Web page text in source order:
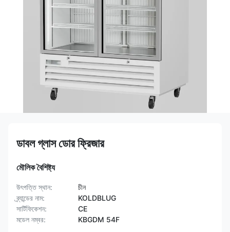
ডাবল গ্লাস ডোর ফ্রিজার
মৌলিক বৈশিষ্ট্য
উৎপত্তি স্থান:
চীন
ব্র্যান্ডের নাম:
KOLDBLUG
সার্টিফিকেশন:
CE
মডেল নম্বর:
KBGDM 54F